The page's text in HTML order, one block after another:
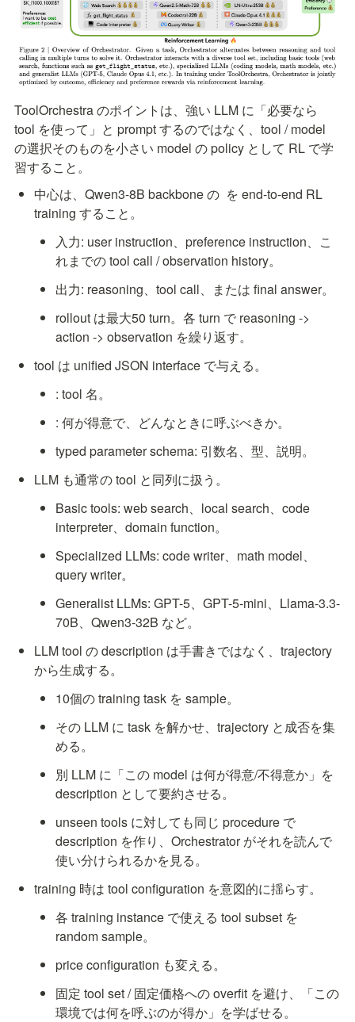
ToolOrchestra のポイントは、強い LLM に「必要なら
tool を使って」と prompt するのではなく、tool / model
の選択そのものを小さい model の policy として RL で学
習すること。
中心は、Qwen3-8B backbone の を end-to-end RL
training すること。
入力: user instruction、preference instruction、こ
れまでの tool call / observation history。
出力: reasoning、tool call、または final answer。
rollout は最大50 turn。各 turn で reasoning ->
action -> observation を繰り返す。
tool は unified JSON interface で与える。
: tool 名。
: 何が得意で、どんなときに呼ぶべきか。
typed parameter schema: 引数名、型、説明。
LLM も通常の tool と同列に扱う。
Basic tools: web search、local search、code
interpreter、domain function。
Specialized LLMs: code writer、math model、
query writer。
Generalist LLMs: GPT-5、GPT-5-mini、Llama-3.3-
70B、Qwen3-32B など。
LLM tool の description は手書きではなく、trajectory
から生成する。
10個の training task を sample。
その LLM に task を解かせ、trajectory と成否を集
める。
別 LLM に「この model は何が得意/不得意か」を
description として要約させる。
unseen tools に対しても同じ procedure で
description を作り、Orchestrator がそれを読んで
使い分けられるかを見る。
training 時は tool configuration を意図的に揺らす。
各 training instance で使える tool subset を
random sample。
price configuration も変える。
固定 tool set / 固定価格への overfit を避け、「この
環境では何を呼ぶのが得か」を学ばせる。